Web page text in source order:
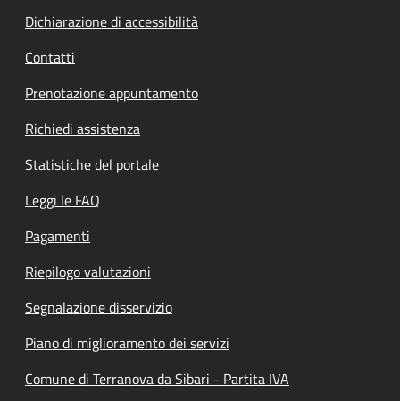
Dichiarazione di accessibilità
Contatti
Prenotazione appuntamento
Richiedi assistenza
Statistiche del portale
Leggi le FAQ
Pagamenti
Riepilogo valutazioni
Segnalazione disservizio
Piano di miglioramento dei servizi
Comune di Terranova da Sibari - Partita IVA